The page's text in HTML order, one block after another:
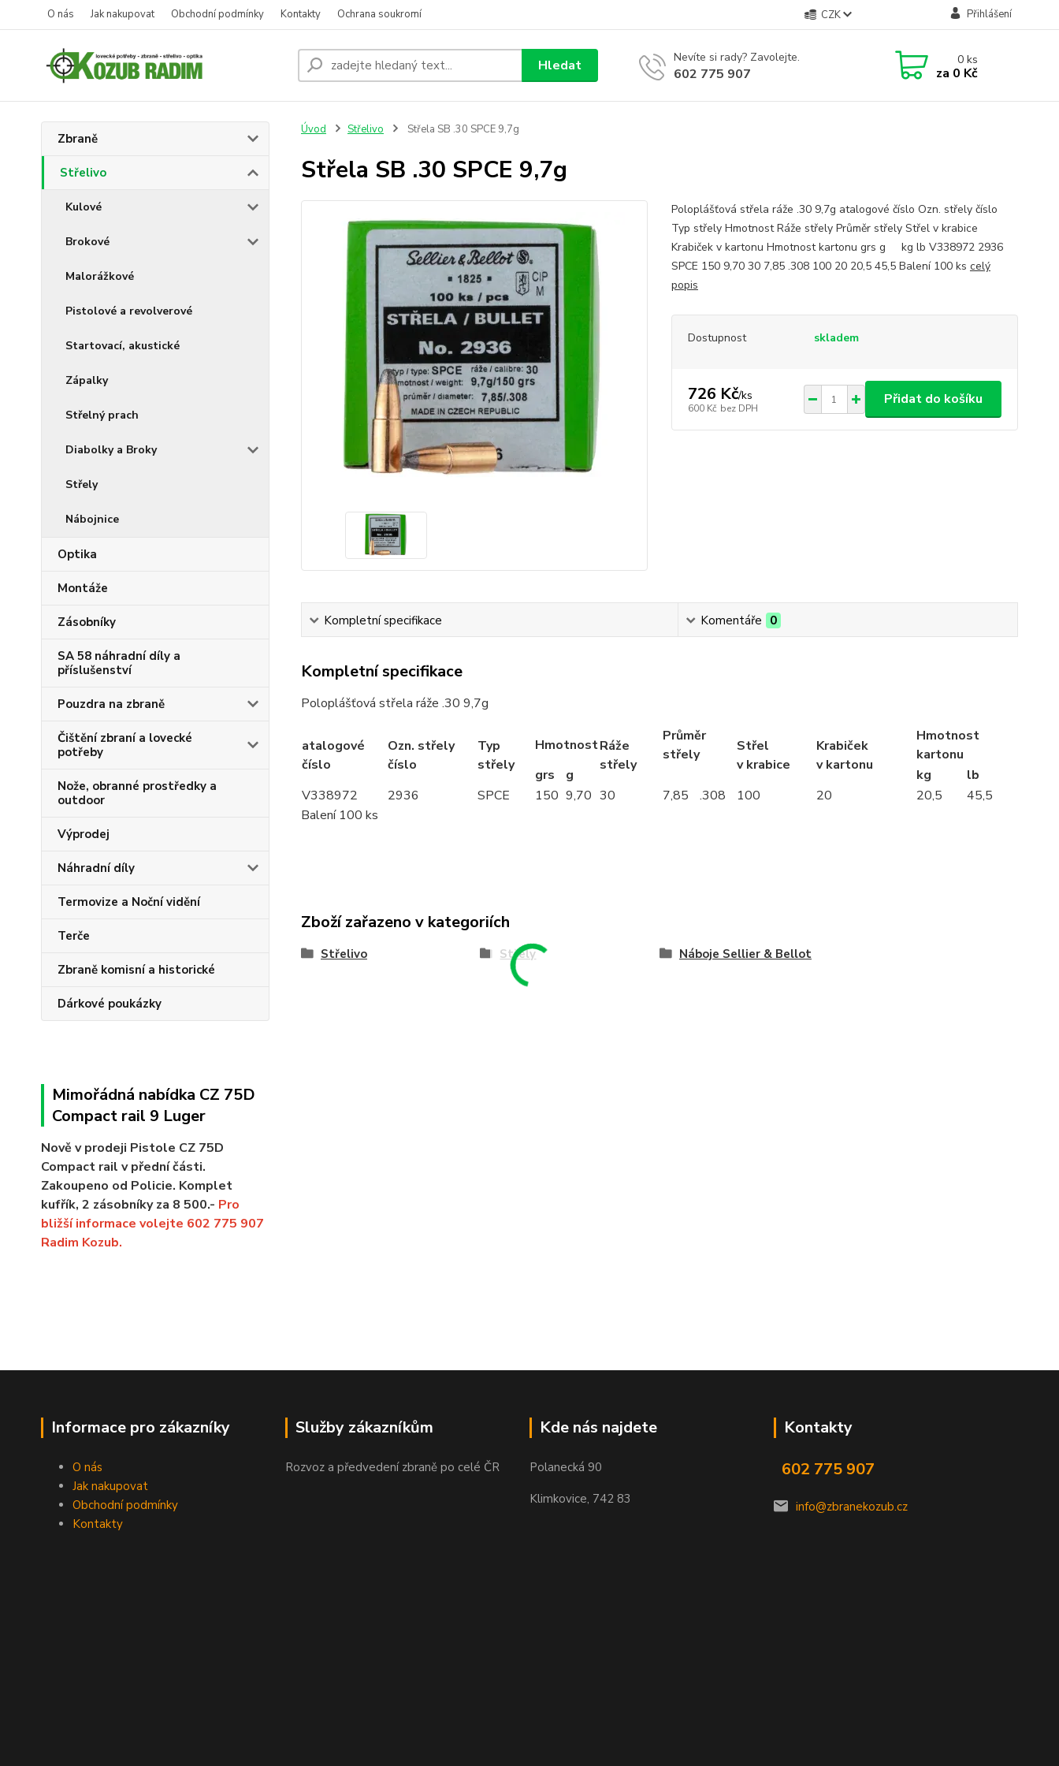
O nás Jak nakupovat Obchodní podmínky Kontakty Ochrana soukromí CZK Přihlášení
Hledat Nevíte si rady? Zavolejte.
602 775 907
0ks
za 0 Kč
Zbraně
Střelivo
Kulové
Brokové
Malorážkové
Pistolové a revolverové
Startovací, akustické
Zápalky
Střelný prach
Diabolky a Broky
Střely
Nábojnice
Optika
Montáže
Zásobníky
SA 58 náhradní díly a
příslušenství
Pouzdra na zbraně
Čištění zbraní a lovecké
potřeby
Nože, obranné prostředky a
outdoor
Výprodej
Náhradní díly
Termovize a Noční vidění
Terče
Zbraně komisní a historické
Dárkové poukázky
Mimořádná nabídka CZ 75D
Compact rail 9 Luger
Nově v prodeji Pistole CZ 75D
Compact rail v přední části.
Zakoupeno od Policie. Komplet
kufřík, 2 zásobníky za 8 500.- Pro
bližší informace volejte 602 775 907
Radim Kozub.
Úvod Střelivo Střela SB .30 SPCE 9,7g
Střela SB .30 SPCE 9,7g
Poloplášťová střela ráže .30 9,7g atalogové číslo Ozn. střely číslo
Typ střely Hmotnost Ráže střely Průměr střely Střel v krabice
Krabiček v kartonu Hmotnost kartonu grs g kg lb V338972 2936
SPCE 150 9,70 30 7,85 .308 100 20 20,5 45,5 Balení 100 ks celý
popis
Dostupnost skladem
726 Kč/ks
600 Kč bez DPH
Přidat do košíku
Kompletní specifikace Komentáře 0
Kompletní specifikace
Poloplášťová střela ráže .30 9,7g
atalogové
číslo
Ozn. střely
číslo
Typ
střely
HmotnostRáže
střely
Průměr
střely
Střel
v krabice
Krabiček
v kartonu
Hmotnost
kartonu
grs
g kg
lb
V338972
2936 SPCE 150 9,70 30 7,85 .308 100 20 20,5
45,5
Balení 100 ks
Zboží zařazeno v kategoriích
Střelivo Střely Náboje Sellier & Bellot
Informace pro zákazníky
O nás
Jak nakupovat
Obchodní podmínky
Kontakty
Služby zákazníkům
Rozvoz a předvedení zbraně po celé ČR
Kde nás najdete
Polanecká 90
Klimkovice, 742 83
Kontakty
602 775 907
info@zbranekozub.cz